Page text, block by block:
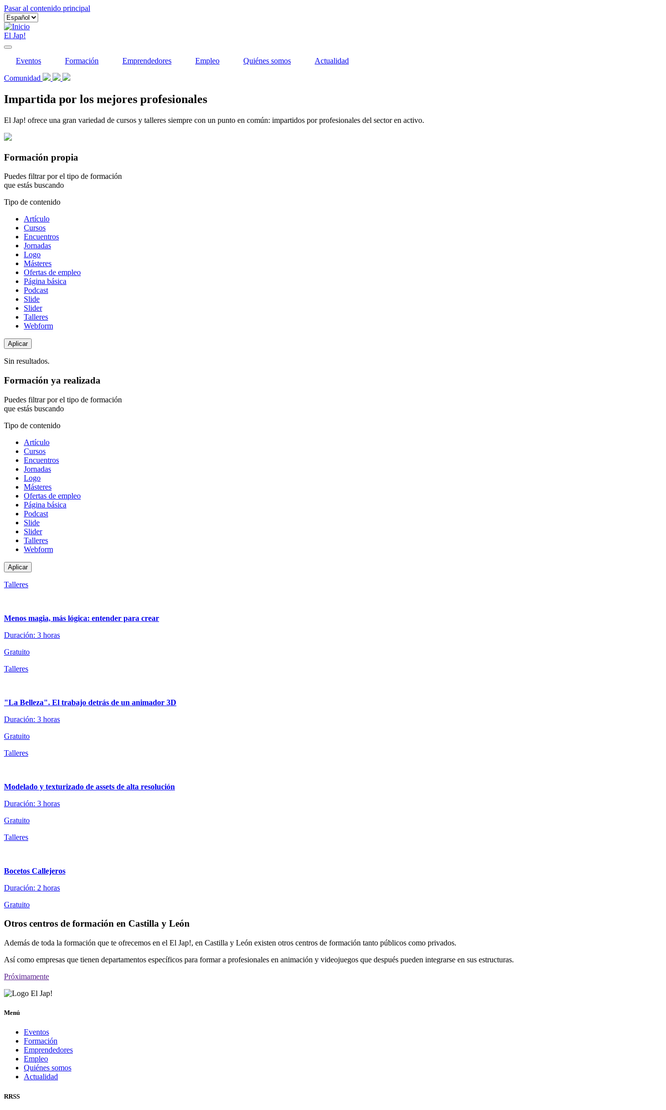
Pasar al contenido principal
El Jap!
Eventos Formación Emprendedores Empleo Quiénes somos Actualidad
Comunidad
Impartida por los mejores profesionales
El Jap! ofrece una gran variedad de cursos y talleres siempre con un punto en común: impartidos por profesionales del sector en activo.
Formación propia
Puedes filtrar por el tipo de formación
que estás buscando
Tipo de contenido
Artículo
Cursos
Encuentros
Jornadas
Logo
Másteres
Ofertas de empleo
Página básica
Podcast
Slide
Slider
Talleres
Webform
Sin resultados.
Formación ya realizada
Puedes filtrar por el tipo de formación
que estás buscando
Tipo de contenido
Artículo
Cursos
Encuentros
Jornadas
Logo
Másteres
Ofertas de empleo
Página básica
Podcast
Slide
Slider
Talleres
Webform
Talleres
Menos magia, más lógica: entender para crear
Duración: 3 horas
Gratuito
Talleres
"La Belleza". El trabajo detrás de un animador 3D
Duración: 3 horas
Gratuito
Talleres
Modelado y texturizado de assets de alta resolución
Duración: 3 horas
Gratuito
Talleres
Bocetos Callejeros
Duración: 2 horas
Gratuito
Otros centros de formación en Castilla y León
Además de toda la formación que te ofrecemos en el El Jap!, en Castilla y León existen otros centros de formación tanto públicos como privados.
Así como empresas que tienen departamentos específicos para formar a profesionales en animación y videojuegos que después pueden integrarse en sus estructuras.
Próximamente
Menú
Eventos
Formación
Emprendedores
Empleo
Quiénes somos
Actualidad
RRSS